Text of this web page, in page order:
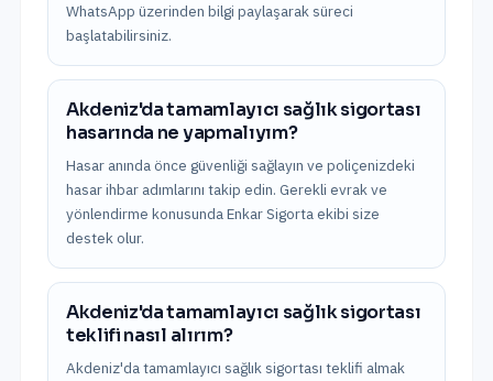
WhatsApp üzerinden bilgi paylaşarak süreci
başlatabilirsiniz.
Akdeniz'da tamamlayıcı sağlık sigortası
hasarında ne yapmalıyım?
Hasar anında önce güvenliği sağlayın ve poliçenizdeki
hasar ihbar adımlarını takip edin. Gerekli evrak ve
yönlendirme konusunda Enkar Sigorta ekibi size
destek olur.
Akdeniz'da tamamlayıcı sağlık sigortası
teklifi nasıl alırım?
Akdeniz'da tamamlayıcı sağlık sigortası teklifi almak